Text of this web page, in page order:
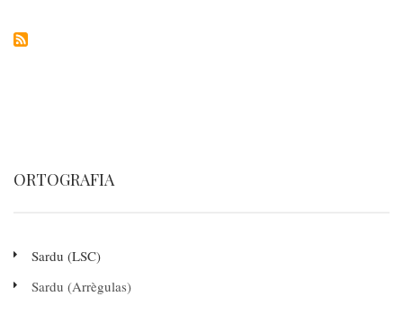
ORTOGRAFIA
Sardu (LSC)
Sardu (Arrègulas)